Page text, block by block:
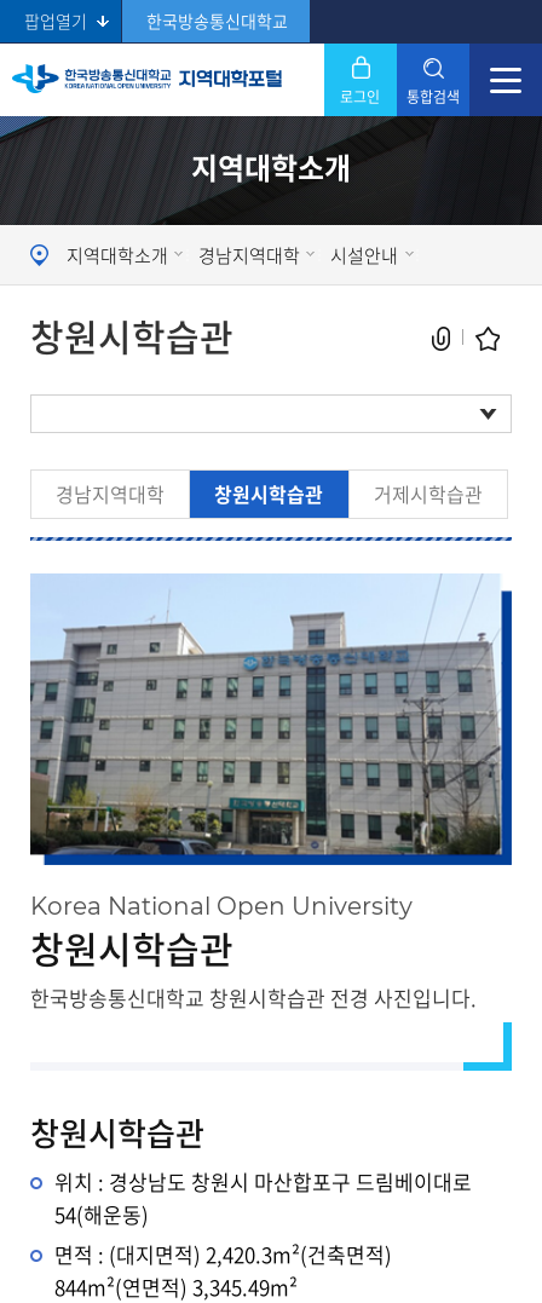
팝업열기 한국방송통신대학교
로그인 통합검색
Search 지역대학소개
지역대학소개 경남지역대학 시설안내
현재 페이지를 즐겨찾는 메뉴로
등록하시겠습니까?
메뉴추가
창원시학습관
시설현황
대관안내
경남지역대학 창원시학습관 거제시학습관
Korea National Open University
창원시학습관
한국방송통신대학교 창원시학습관 전경 사진입니다.
창원시학습관
위치 : 경상남도 창원시 마산합포구 드림베이대로
54(해운동)
면적 : (대지면적) 2,420.3m²(건축면적)
844m²(연면적) 3,345.49m²